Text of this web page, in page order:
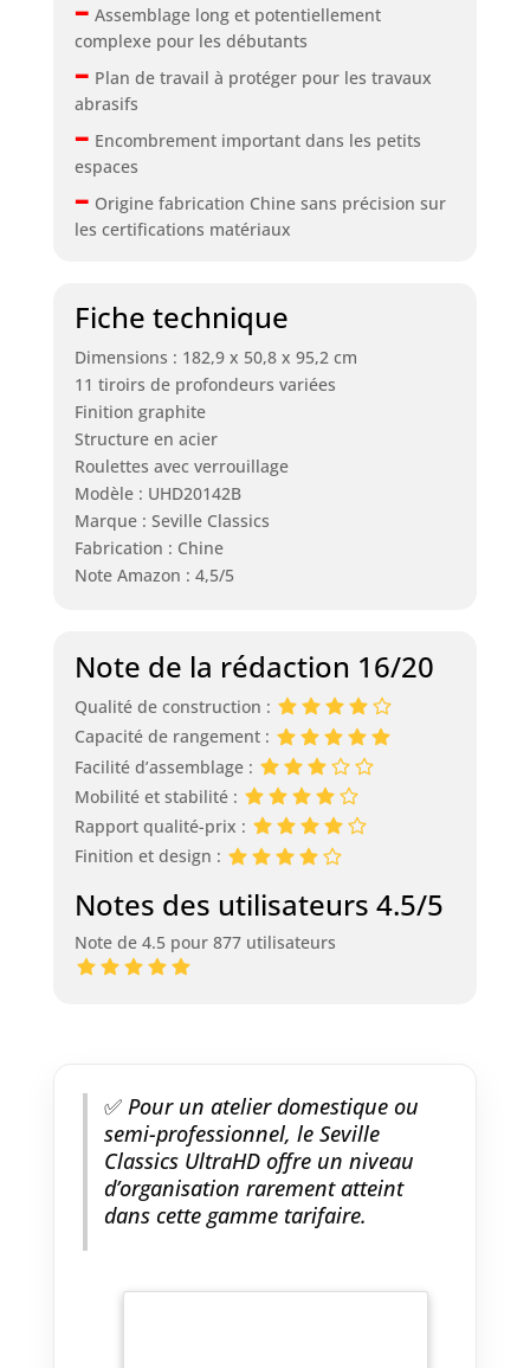
– Assemblage long et potentiellement
complexe pour les débutants
– Plan de travail à protéger pour les travaux
abrasifs
– Encombrement important dans les petits
espaces
– Origine fabrication Chine sans précision sur
les certifications matériaux
Fiche technique
Dimensions : 182,9 x 50,8 x 95,2 cm
11 tiroirs de profondeurs variées
Finition graphite
Structure en acier
Roulettes avec verrouillage
Modèle : UHD20142B
Marque : Seville Classics
Fabrication : Chine
Note Amazon : 4,5/5
Note de la rédaction 16/20
Qualité de construction :
Capacité de rangement :
Facilité d’assemblage :
Mobilité et stabilité :
Rapport qualité-prix :
Finition et design :
Notes des utilisateurs 4.5/5
Note de 4.5 pour 877 utilisateurs
✅Pour un atelier domestique ou
semi-professionnel, le Seville
Classics UltraHD offre un niveau
d’organisation rarement atteint
dans cette gamme tarifaire.